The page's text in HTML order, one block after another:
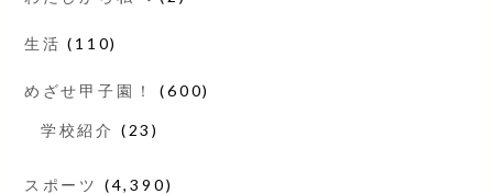
生活 (110)
めざせ甲子園！ (600)
学校紹介 (23)
スポーツ (4,390)